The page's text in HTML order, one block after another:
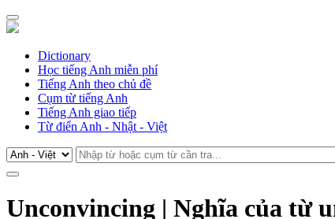
Dictionary
Học tiếng Anh miễn phí
Tiếng Anh theo chủ đề
Cụm từ tiếng Anh
Tiếng Anh giao tiếp
Từ điển Anh - Nhật - Việt
Unconvincing | Nghĩa của từ